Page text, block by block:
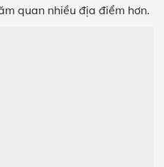
quan nhiều địa điểm hơn.